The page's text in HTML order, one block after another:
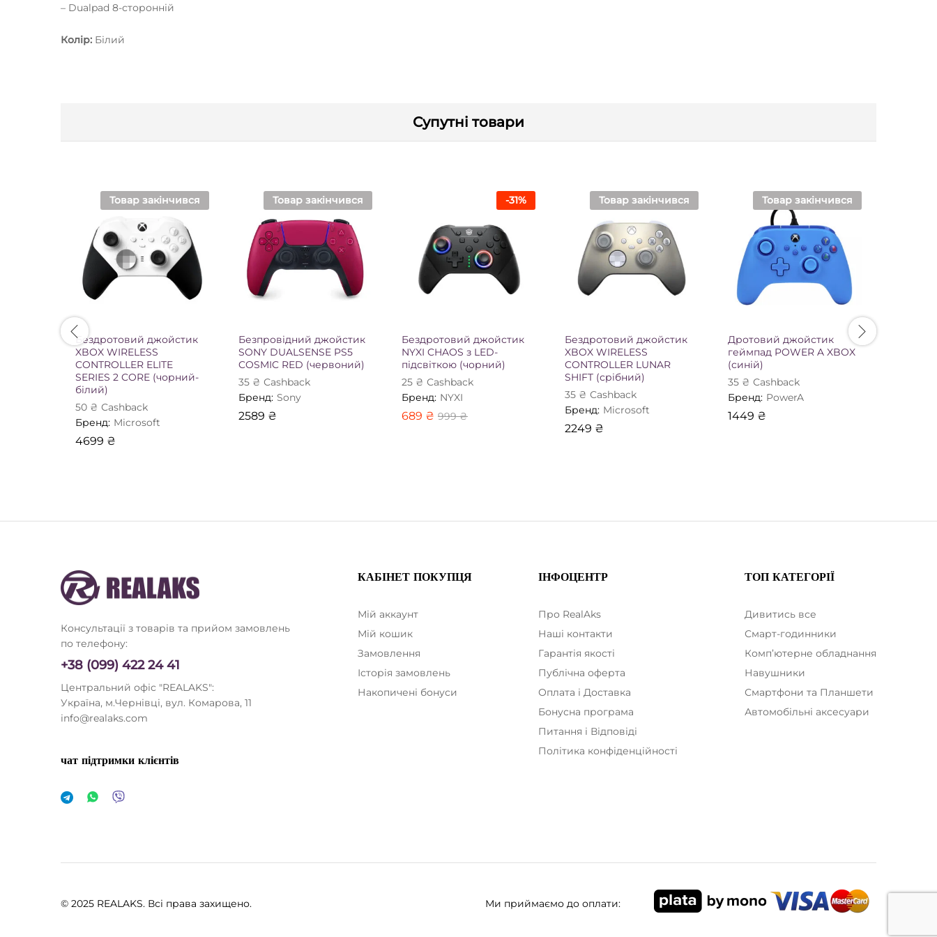
– Dualpad 8-сторонній
Колір: Білий
Супутні товари
Товар закінчився
Бездротовий джойстик
XBOX WIRELESS
CONTROLLER ELITE
SERIES 2 CORE (чорний-
білий)
50 ₴ Сashback
Бренд: Microsoft
4699 ₴
Товар закінчився
Безпровідний джойстик
SONY DUALSENSE PS5
COSMIC RED (червоний)
35 ₴ Сashback
Бренд: Sony
2589 ₴
-31%
Бездротовий джойстик
NYXI CHAOS з LED-
підсвіткою (чорний)
25 ₴ Сashback
Бренд: NYXI
689 ₴ 999₴
Товар закінчився
Бездротовий джойстик
XBOX WIRELESS
CONTROLLER LUNAR
SHIFT (срібний)
35 ₴ Сashback
Бренд: Microsoft
2249 ₴
Товар закінчився
Дротовий джойстик
геймпад POWER A XBOX
(синій)
35 ₴ Сashback
Бренд: PowerA
1449 ₴
Консультації з товарів та прийом замовлень
по телефону:
+38 (099) 422 24 41
Центральний офіс "REALAKS":
Україна, м.Чернівці, вул. Комарова, 11
info@realaks.com
чат підтримки клієнтів
КАБІНЕТ ПОКУПЦЯ
Мій аккаунт
Мій кошик
Замовлення
Історія замовлень
Накопичені бонуси
ІНФОЦЕНТР
Про RealAks
Наші контакти
Гарантія якості
Публічна оферта
Оплата і Доставка
Бонусна програма
Питання і Відповіді
Політика конфіденційності
ТОП КАТЕГОРІЇ
Дивитись все
Смарт-годинники
Комп’ютерне обладнання
Навушники
Смартфони та Планшети
Автомобільні аксесуари
© 2025 REALAKS. Всі права захищено. Ми приймаємо до оплати: